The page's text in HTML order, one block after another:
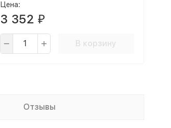
Цена:
3 352 ₽
В корзину
Отзывы